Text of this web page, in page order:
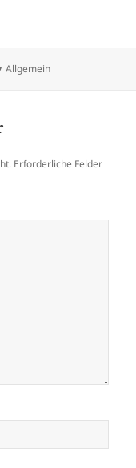
Kategorien
Allgemein
Erforderliche Felder